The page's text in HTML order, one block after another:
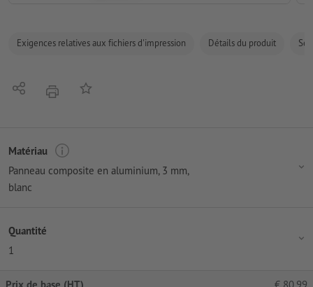
Exigences relatives aux fichiers d'impression Détails du produit
PartagerimprimerAjouter à liste d'article
Matériau
Panneau composite en aluminium, 3 mm,
blanc
Quantité
1